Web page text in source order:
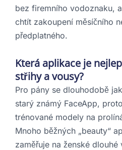
bez firemního vodoznaku,
chtít zakoupení měsíčního
předplatného.
Která aplikace je
střihy a vousy?
Pro pány se dlouhodobě
starý známý FaceApp,
trénované modely na
Mnoho běžných „beauty“
zaměřuje na ženské